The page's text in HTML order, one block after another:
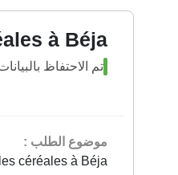
à Béja
تم الاحتفاظ
موضوع الطلب :
céréales à Béja